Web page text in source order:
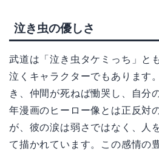
泣き虫の優しさ
武道は「泣き虫タケミっち」と
泣くキャラクターでもあります
き、仲間が死ねば慟哭し、自分
年漫画のヒーロー像とは正反対
が、彼の涙は弱さではなく、人
て描かれています。この感情の